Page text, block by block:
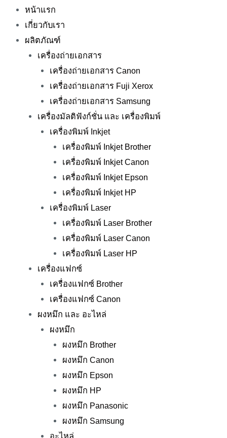
หน้าแรก
เกี่ยวกับเรา
ผลิตภัณฑ์
เครื่องถ่ายเอกสาร
เครื่องถ่ายเอกสาร Canon
เครื่องถ่ายเอกสาร Fuji Xerox
เครื่องถ่ายเอกสาร Samsung
เครื่องมัลติฟังก์ชั่น และ เครื่องพิมพ์
เครื่องพิมพ์ Inkjet
เครื่องพิมพ์ Inkjet Brother
เครื่องพิมพ์ Inkjet Canon
เครื่องพิมพ์ Inkjet Epson
เครื่องพิมพ์ Inkjet HP
เครื่องพิมพ์ Laser
เครื่องพิมพ์ Laser Brother
เครื่องพิมพ์ Laser Canon
เครื่องพิมพ์ Laser HP
เครื่องแฟกซ์
เครื่องแฟกซ์ Brother
เครื่องแฟกซ์ Canon
ผงหมึก และ อะไหล่
ผงหมึก
ผงหมึก Brother
ผงหมึก Canon
ผงหมึก Epson
ผงหมึก HP
ผงหมึก Panasonic
ผงหมึก Samsung
อะไหล่